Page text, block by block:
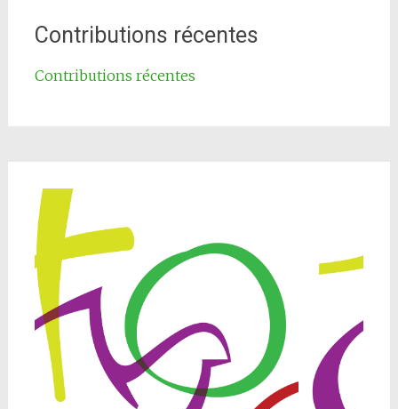
Contributions récentes
Contributions récentes